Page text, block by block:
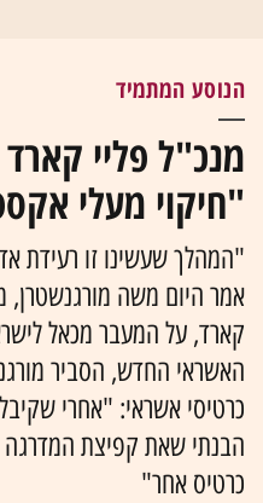
הנוסע המתמיד
מנכ"ל פליי
"חיקוי מעלי
"המהלך שעשינו זו
אמר היום משה מורגנשטרן,
קארד, על המעבר מכאל
האשראי החדש, הסביר
כרטיסי אשראי: "אחרי
הבנתי שאת קפיצת
כרטיס אחר"